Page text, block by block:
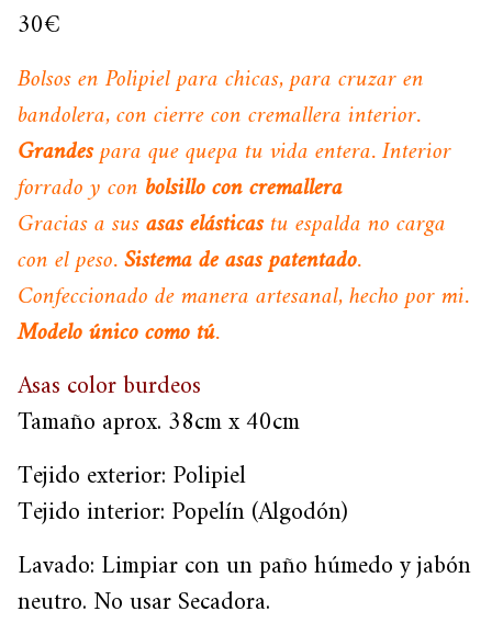
30€
Bolsos en Polipiel para chicas, para cruzar en
bandolera, con cierre con cremallera interior.
Grandespara que quepa tu vida entera. Interior
forrado y con bolsillo con cremallera
Gracias a susasas elásticastu espalda no carga
con el peso.Sistema de asas patentado.
Confeccionado de manera artesanal, hecho por mi.
Modelo único como tú.
Asas color burdeos
Tamaño aprox. 38cm x 40cm
Tejido exterior: Polipiel
Tejido interior: Popelín (Algodón)
Lavado: Limpiar con un paño húmedo y jabón
neutro. No usar Secadora.